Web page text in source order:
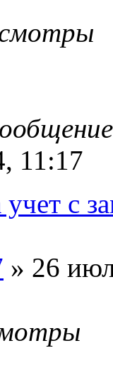
11:17
с
» 26